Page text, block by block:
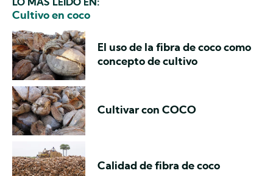
LO MÁS LEÍDO EN:
Cultivo en coco
El uso de la fibra de coco como
concepto de cultivo
Cultivar con COCO
Calidad de fibra de coco